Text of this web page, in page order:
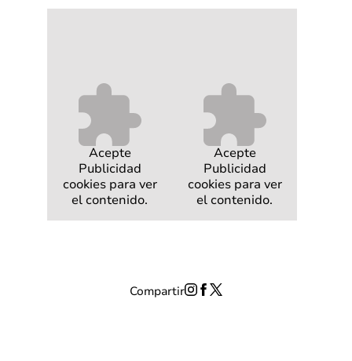
Acepte
Publicidad
cookies para ver
el contenido.
Acepte
Publicidad
cookies para ver
el contenido.
Compartir